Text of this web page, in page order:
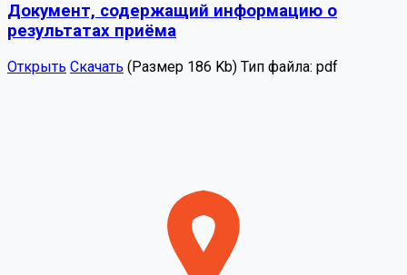
Документ, содержащий информацию о
результатах приёма
Открыть Скачать (Размер 186 Kb) Тип файла: pdf